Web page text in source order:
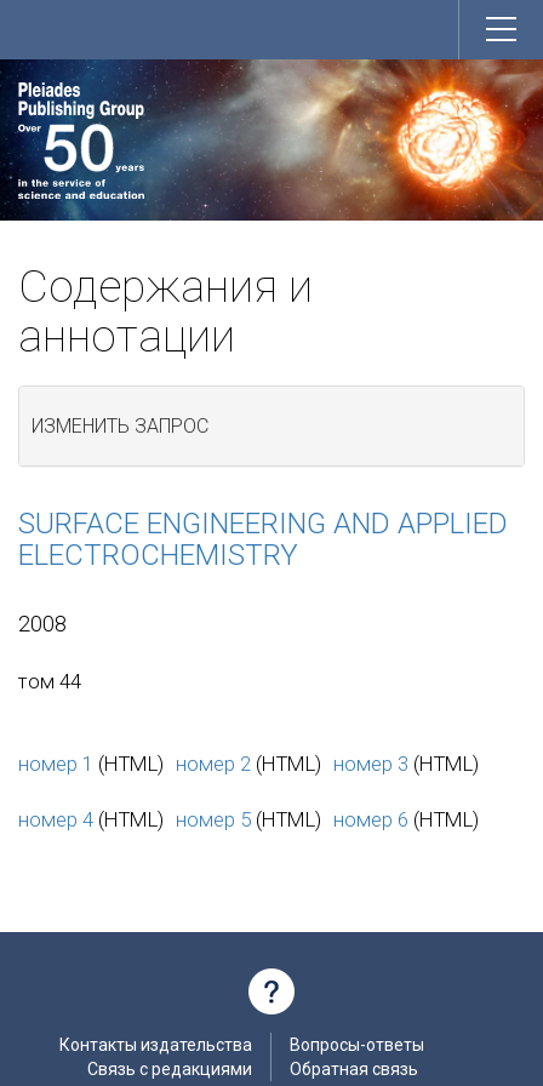
Содержания и
аннотации
ИЗМЕНИТЬ ЗАПРОС
SURFACE ENGINEERING AND APPLIED
ELECTROCHEMISTRY
2008
том 44
номер 1 (HTML) номер 2 (HTML) номер 3 (HTML)
номер 4 (HTML) номер 5 (HTML) номер 6 (HTML)
Контакты издательства
Связь с редакциями
Вопросы-ответы
Обратная связь